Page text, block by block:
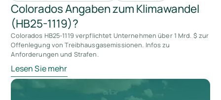
Colorados Angaben zum Klimawandel
(HB25-1119)?
Colorados HB25-1119 verpflichtet Unternehmen über 1 Mrd. $ zur
Offenlegung von Treibhausgasemissionen. Infos zu
Anforderungen und Strafen.
Lesen Sie mehr